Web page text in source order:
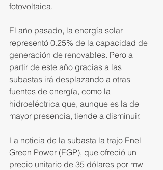
fotovoltaica.
El año pasado, la energía solar
representó 0.25% de la capaci­dad de
generación de renovables. Pero a
partir de este año gracias a las
subastas irá desplazando a otras
fuentes de energía, como la
hidroeléctrica que, aunque es la de
mayor presencia, tiende a disminuir.
La noticia de la subasta la trajo Enel
Green Power (EGP), que ofreció un
precio unitario de 35 dólares por mw